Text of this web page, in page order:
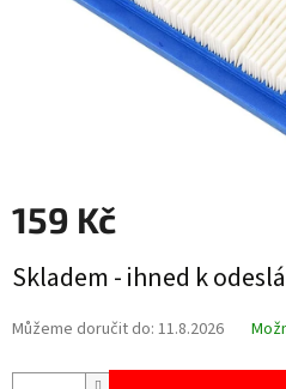
159 Kč
cena:
Skladem - ihned k
Můžeme doručit do: 11.8.2026